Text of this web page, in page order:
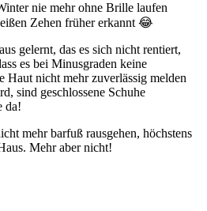
nie mehr ohne Brille laufen
Zehen früher erkannt 😂
gelernt, das es sich nicht rentiert,
es bei Minusgraden keine
Haut nicht mehr zuverlässig melden
sind geschlossene Schuhe
da!
mehr barfuß rausgehen, höchstens
Mehr aber nicht!